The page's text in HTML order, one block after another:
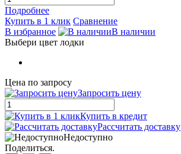
Подробнее
Купить в 1 клик Сравнение
В избранное
В наличии
Выбери цвет лодки
Цена по запросу
Запросить цену
Купить в кредит
Рассчитать доставку
Недоступно
Поделиться.